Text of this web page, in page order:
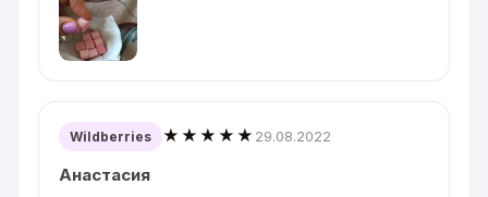
Wildberries ★★★★★ 29.08.2022
Анастасия